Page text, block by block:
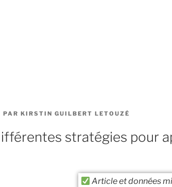
PAR KIRSTIN GUILBERT LETOUZÉ
stratégies pour
Article et données